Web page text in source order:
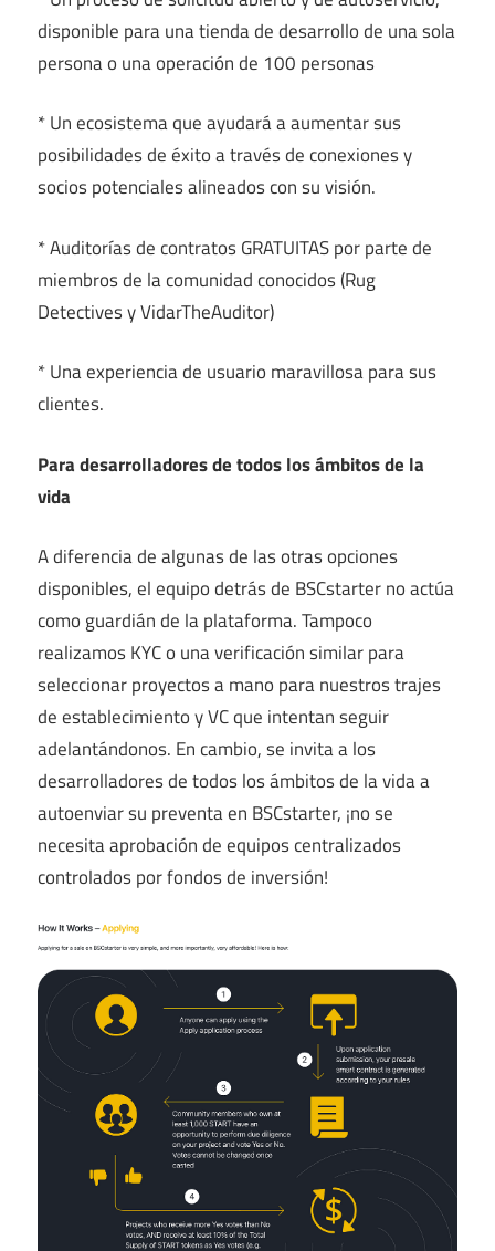
disponible para una tienda de desarrollo de una sola
persona o una operación de 100 personas
* Un ecosistema que ayudará a aumentar sus
posibilidades de éxito a través de conexiones y
socios potenciales alineados con su visión.
* Auditorías de contratos GRATUITAS por parte de
miembros de la comunidad conocidos (Rug
Detectives y VidarTheAuditor)
* Una experiencia de usuario maravillosa para sus
clientes.
Para desarrolladores de todos los ámbitos de la
vida
A diferencia de algunas de las otras opciones
disponibles, el equipo detrás de BSCstarter no actúa
como guardián de la plataforma. Tampoco
realizamos KYC o una verificación similar para
seleccionar proyectos a mano para nuestros trajes
de establecimiento y VC que intentan seguir
adelantándonos. En cambio, se invita a los
desarrolladores de todos los ámbitos de la vida a
autoenviar su preventa en BSCstarter, ¡no se
necesita aprobación de equipos centralizados
controlados por fondos de inversión!